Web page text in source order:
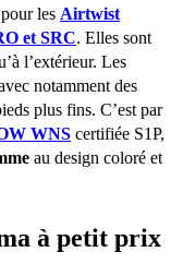
les Airtwist
et SRC. Elles sont
l’extérieur. Les
notamment des
plus fins. C’est par
WNS certifiée S1P,
au design coloré et
à petit prix